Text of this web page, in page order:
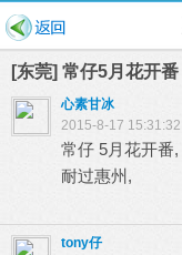
[东莞] 常仔5月花开番
心素甘冰
2015-8-17 15:31:32
常仔 5月花开番
耐过惠州,
tony仔